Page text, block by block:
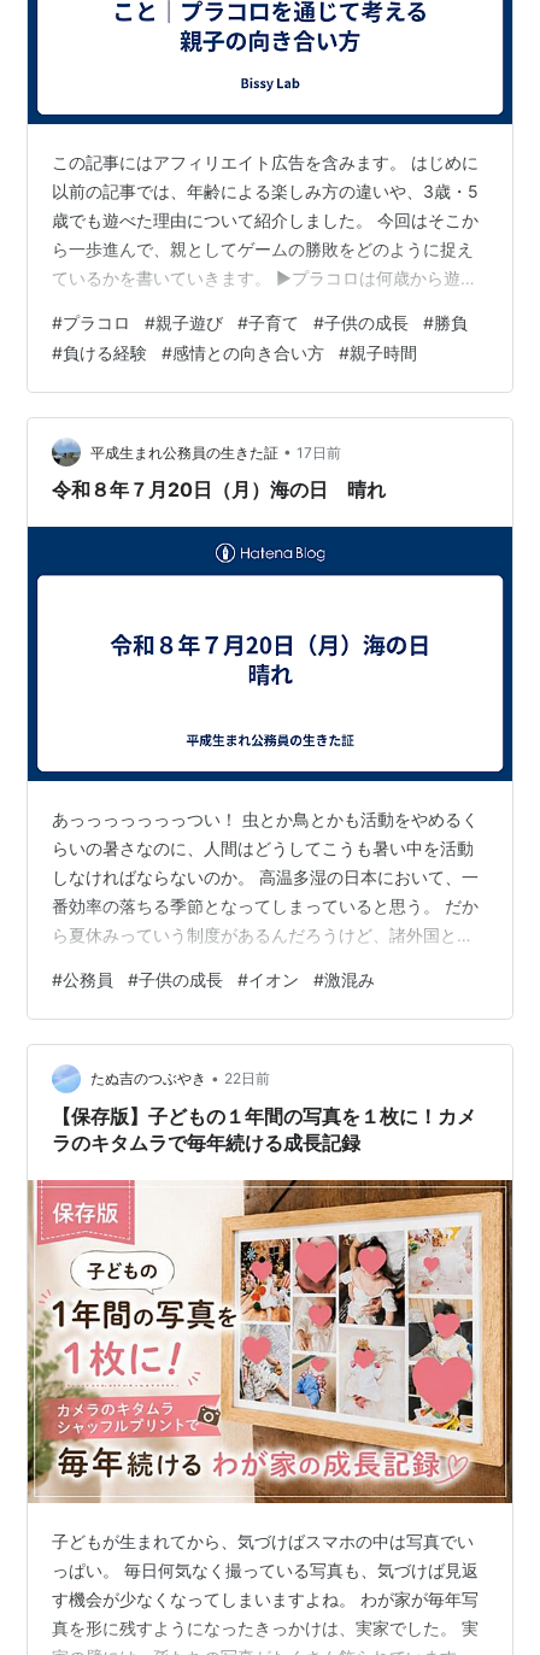
この記事にはアフィリエイト広告を含みます。 はじめに
以前の記事では、年齢による楽しみ方の違いや、3歳・5
歳でも遊べた理由について紹介しました。 今回はそこか
ら一歩進んで、親としてゲームの勝敗をどのように捉え
ているかを書いていきます。 ▶プラコロは何歳から遊べ
分かった親子の楽しみ方4ステップ その中で感じたこと
があります。 それは、プラコロは単純に「ポケモンのお
もちゃ」や「対戦ゲーム」というだけではなく、子ども
と一緒に「勝負」について考えるきっかけになるおもち
ゃだったということです。 ゲームには勝ち負けがありま
す。 勝てば嬉しい。 負ければ悔…
#プラコロ #親子遊び #子育て #子供の成長 #勝負
#負ける経験 #感情との向き合い方 #親子時間
平成生まれ公務員の生きた証 • 17日前
令和８年７月20日（月）海の日 晴れ
あっっっっっっっつい！ 虫とか鳥とかも活動をやめるく
らいの暑さなのに、人間はどうしてこうも暑い中を活動
しなければならないのか。 高温多湿の日本において、一
番効率の落ちる季節となってしまっていると思う。 だか
ら夏休みっていう制度があるんだろうけど、諸外国と比
他人の子供の成長は早いと言います。 普段から見てない
からだろうけど、自分の子供の成長ってなかなか感じら
れないです。 長男が「靴ちっちゃい」というもんだか
ら、近所のイオンに靴を買いに行きました。 足が大きく
なってる。 足のサイズなんて普段から気にしないから、
自分の子供の成長を感じられる物差し…
#公務員 #子供の成長 #イオン #激混み
たぬ吉のつぶやき • 22日前
【保存版】子どもの１年間の写真を１枚に！カメ
ラのキタムラで毎年続ける成長記録
子どもが生まれてから、気づけばスマホの中は写真でい
っぱい。 毎日何気なく撮っている写真も、気づけば見返
す機会が少なくなってしまいますよね。 わが家が毎年写
真を形に残すようになったきっかけは、実家でした。 実